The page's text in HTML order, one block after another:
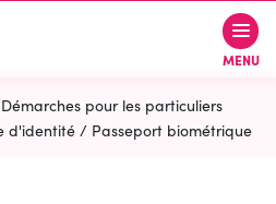
MENU
Démarches pour les particuliers
d'identité / Passeport biométrique